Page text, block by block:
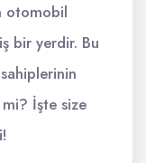
otomobil
bir yerdir. Bu
İşte size